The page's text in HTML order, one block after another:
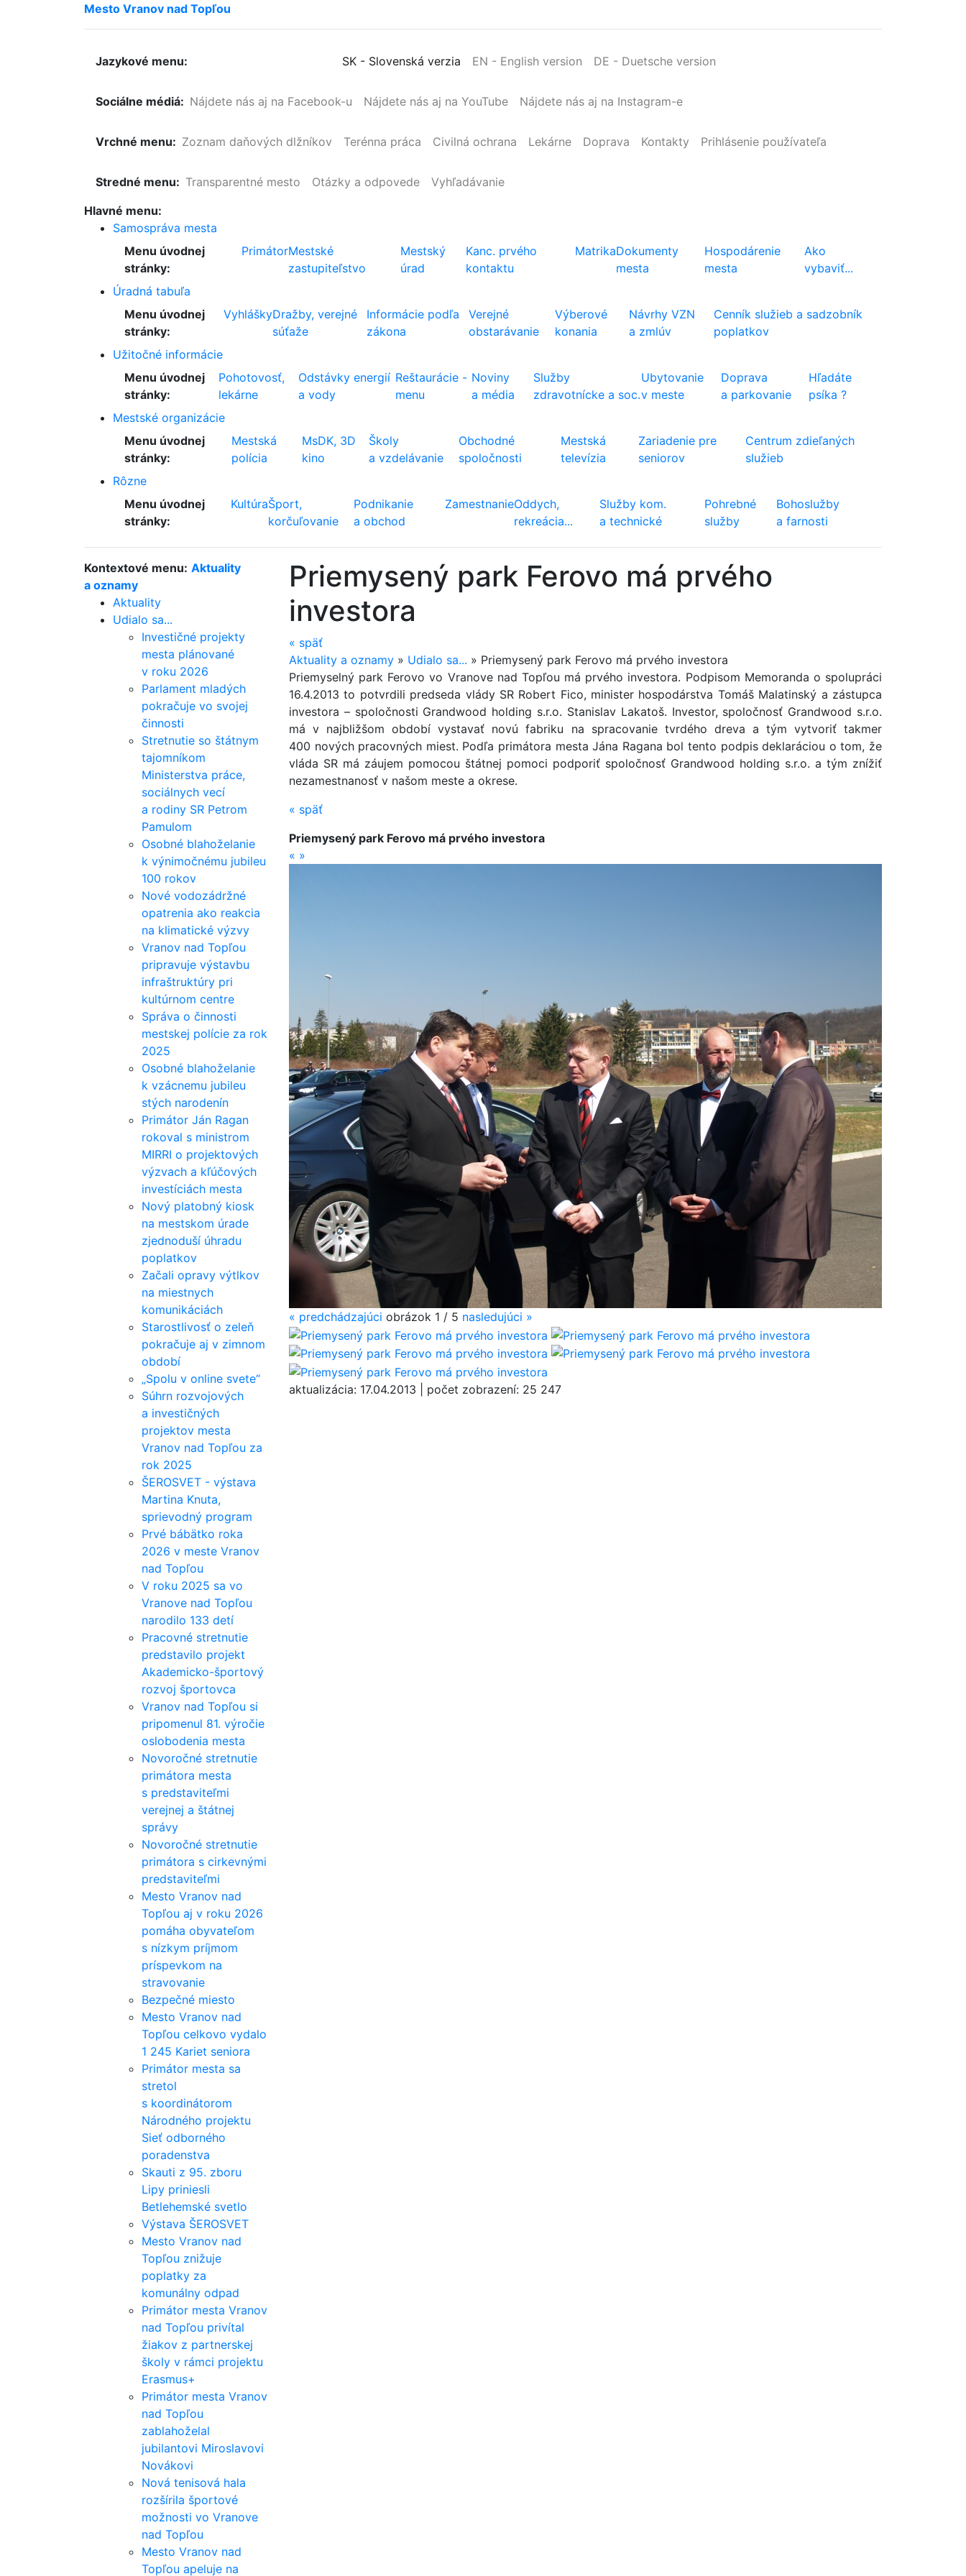
Mesto Vranov nad Topľou
Jazykové menu: SK - Slovenská verzia EN - English version DE - Duetsche version
Sociálne médiá: Nájdete nás aj na Facebook-u Nájdete nás aj na YouTube Nájdete nás aj na Instagram-e
Vrchné menu: Zoznam daňových dlžníkov Terénna práca Civilná ochrana Lekárne Doprava Kontakty Prihlásenie používateľa
Stredné menu: Transparentné mesto Otázky a odpovede
Vyhľadávanie
Hlavné menu:
Samospráva mesta
Menu úvodnej
stránky:
PrimátorMestské
zastupiteľstvo
Mestský
úrad
Kanc. prvého
kontaktu
MatrikaDokumenty
mesta
Hospodárenie
mesta
Ako
vybaviť...
Úradná tabuľa
Menu úvodnej
stránky:
VyhláškyDražby, verejné
súťaže
Informácie podľa
zákona
Verejné
obstarávanie
Výberové
konania
Návrhy VZN
a zmlúv
Cenník služieb a sadzobník
poplatkov
Užitočné informácie
Menu úvodnej
stránky:
Pohotovosť,
lekárne
Odstávky energií
a vody
Reštaurácie -
menu
Noviny
a média
Služby
zdravotnícke a soc.
Ubytovanie
v meste
Doprava
a parkovanie
Hľadáte
psíka ?
Mestské organizácie
Menu úvodnej
stránky:
Mestská
polícia
MsDK, 3D
kino
Školy
a vzdelávanie
Obchodné
spoločnosti
Mestská
televízia
Zariadenie pre
seniorov
Centrum zdieľaných
služieb
Rôzne
Menu úvodnej
stránky:
KultúraŠport,
korčuľovanie
Podnikanie
a obchod
ZamestnanieOddych,
rekreácia...
Služby kom.
a technické
Pohrebné
služby
Bohoslužby
a farnosti
Kontextové menu: Aktuality
a oznamy
Aktuality
Udialo sa...
Investičné projekty
mesta plánované
v roku 2026
Parlament mladých
pokračuje vo svojej
činnosti
Stretnutie so štátnym
tajomníkom
Ministerstva práce,
sociálnych vecí
a rodiny SR Petrom
Pamulom
Osobné blahoželanie
k výnimočnému jubileu
100 rokov
Nové vodozádržné
opatrenia ako reakcia
na klimatické výzvy
Vranov nad Topľou
pripravuje výstavbu
infraštruktúry pri
kultúrnom centre
Správa o činnosti
mestskej polície za rok
2025
Osobné blahoželanie
k vzácnemu jubileu
stých narodenín
Primátor Ján Ragan
rokoval s ministrom
MIRRI o projektových
výzvach a kľúčových
investíciách mesta
Nový platobný kiosk
na mestskom úrade
zjednoduší úhradu
poplatkov
Začali opravy výtlkov
na miestnych
komunikáciách
Starostlivosť o zeleň
pokračuje aj v zimnom
období
„Spolu v online svete“
Súhrn rozvojových
a investičných
projektov mesta
Vranov nad Topľou za
rok 2025
ŠEROSVET - výstava
Martina Knuta,
sprievodný program
Prvé bábätko roka
2026 v meste Vranov
nad Topľou
V roku 2025 sa vo
Vranove nad Topľou
narodilo 133 detí
Pracovné stretnutie
predstavilo projekt
Akademicko-športový
rozvoj športovca
Vranov nad Topľou si
pripomenul 81. výročie
oslobodenia mesta
Novoročné stretnutie
primátora mesta
s predstaviteľmi
verejnej a štátnej
správy
Novoročné stretnutie
primátora s cirkevnými
predstaviteľmi
Mesto Vranov nad
Topľou aj v roku 2026
pomáha obyvateľom
s nízkym príjmom
príspevkom na
stravovanie
Bezpečné miesto
Mesto Vranov nad
Topľou celkovo vydalo
1 245 Kariet seniora
Primátor mesta sa
stretol
s koordinátorom
Národného projektu
Sieť odborného
poradenstva
Skauti z 95. zboru
Lipy priniesli
Betlehemské svetlo
Výstava ŠEROSVET
Mesto Vranov nad
Topľou znižuje
poplatky za
komunálny odpad
Primátor mesta Vranov
nad Topľou privítal
žiakov z partnerskej
školy v rámci projektu
Erasmus+
Primátor mesta Vranov
nad Topľou
zablahoželal
jubilantovi Miroslavovi
Novákovi
Nová tenisová hala
rozšírila športové
možnosti vo Vranove
nad Topľou
Mesto Vranov nad
Topľou apeluje na
Priemysený park Ferovo má prvého
investora
« späť
Aktuality a oznamy » Udialo sa... » Priemysený park Ferovo má prvého investora
Priemyselný park Ferovo vo Vranove nad Topľou má prvého investora. Podpisom Memoranda o spolupráci
16.4.2013 to potvrdili predseda vlády SR Robert Fico, minister hospodárstva Tomáš Malatinský a zástupca
investora – spoločnosti Grandwood holding s.r.o. Stanislav Lakatoš. Investor, spoločnosť Grandwood s.r.o.
má v najbližšom období vystavať novú fabriku na spracovanie tvrdého dreva a tým vytvoriť takmer
400 nových pracovných miest. Podľa primátora mesta Jána Ragana bol tento podpis deklaráciou o tom, že
vláda SR má záujem pomocou štátnej pomoci podporiť spoločnosť Grandwood holding s.r.o. a tým znížiť
nezamestnanosť v našom meste a okrese.
« späť
Priemysený park Ferovo má prvého investora
« »
« predchádzajúci obrázok 1 / 5 nasledujúci »
aktualizácia: 17.04.2013 počet zobrazení: 25 247